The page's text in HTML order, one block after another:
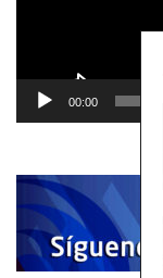
00:00